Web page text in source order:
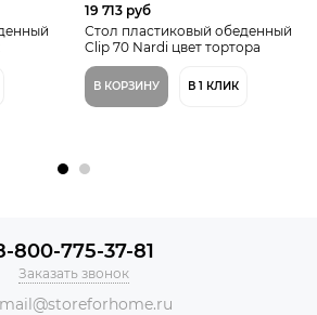
19 713 руб
Стол пластиковый обеденный
Clip 70 Nardi цвет тортора
В КОРЗИНУ В 1 КЛИК
800-775-37-81
Заказать звонок
mail@storeforhome.ru